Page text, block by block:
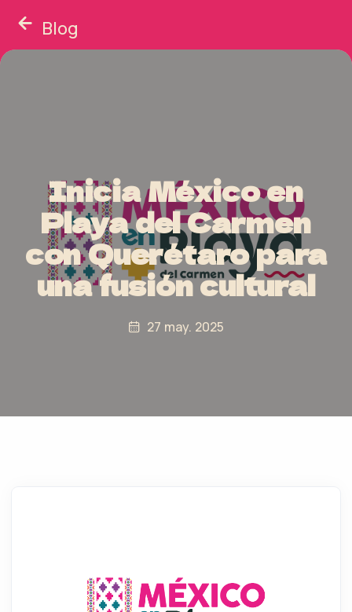
Blog
Inicia México en
Playa del Carmen
con Querétaro para
una fusión cultural
27 may. 2025